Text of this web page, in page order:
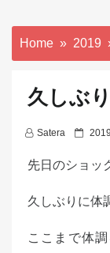
Home 2019
久しぶ
Satera
P
s
e
o
先日のショッ
久しぶりに体
ここまで体